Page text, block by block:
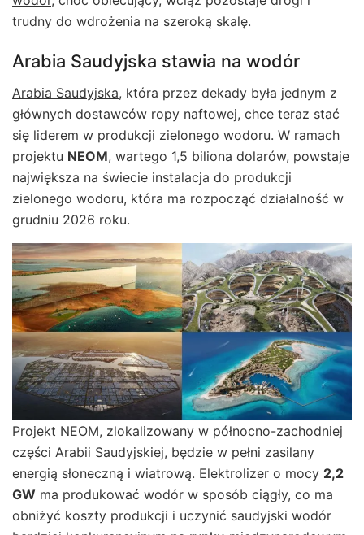
trudny do wdrożenia na szeroką skalę.
Arabia Saudyjska stawia na wodór
Arabia Saudyjska, która przez dekady była jednym z
głównych dostawców ropy naftowej, chce teraz stać
się liderem w produkcji zielonego wodoru. W ramach
projektu NEOM, wartego 1,5 biliona dolarów, powstaje
największa na świecie instalacja do produkcji
zielonego wodoru, która ma rozpocząć działalność w
grudniu 2026 roku.
Projekt NEOM, zlokalizowany w północno-zachodniej
części Arabii Saudyjskiej, będzie w pełni zasilany
energią słoneczną i wiatrową. Elektrolizer o mocy 2,2
GW ma produkować wodór w sposób ciągły, co ma
obniżyć koszty produkcji i uczynić saudyjski wodór